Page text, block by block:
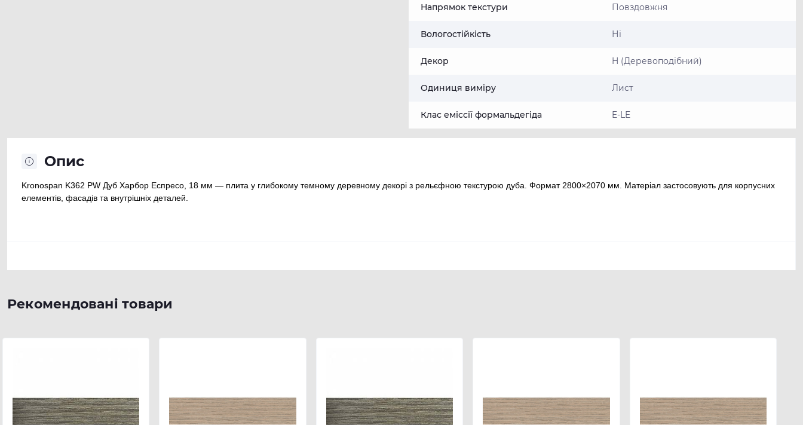
Напрямок текстури Повздовжня
Вологостійкість Ні
Декор H (Деревоподібний)
Одиниця виміру Лист
Клас еміссії формальдегіда E-LE
Опис
Kronospan K362 PW Дуб Харбор Еспресо, 18 мм — плита у глибокому темному деревному декорі з рельєфною текстурою дуба. Формат 2800×2070 мм. Матеріал застосовують для корпусних
елементів, фасадів та внутрішніх деталей.
Рекомендовані товари